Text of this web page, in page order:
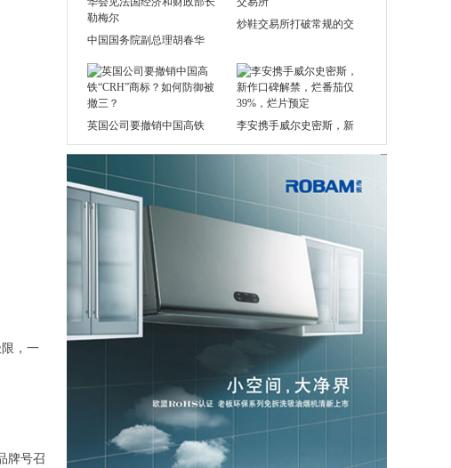
，一
牌号召
中国国务院副总理胡春华
炒鞋交易所打破常规的交
英国公司要撤销中国高铁 李安携手威尔史密斯，新